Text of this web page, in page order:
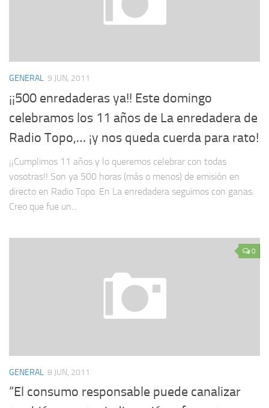
GENERAL 9 JUN, 2011
¡¡500 enredaderas ya!! Este domingo
celebramos los 11 años de La enredadera de
Radio Topo,… ¡y nos queda cuerda para rato!
¡¡Cumplimos 11 años y lo queremos celebrar con todas
vosotras!! Son ya 500 horas (más o menos) de emisión en
directo en Radio Topo. En La enredadera seguimos con ganas.
Creo que fue un...
0
GENERAL 8 JUN, 2011
“El consumo responsable puede canalizar